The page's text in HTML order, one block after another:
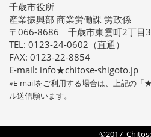
千歳市役所
産業振興部 商業労働課 労政係
〒066-8686 千歳市東雲町2丁目
TEL: 0123-24-0602（直通）
FAX: 0123-22-8854
E-mail: info★chitose-shigoto.jp
※E-mailをご利用する場合は、上記の「
ル送信願います。
©2017